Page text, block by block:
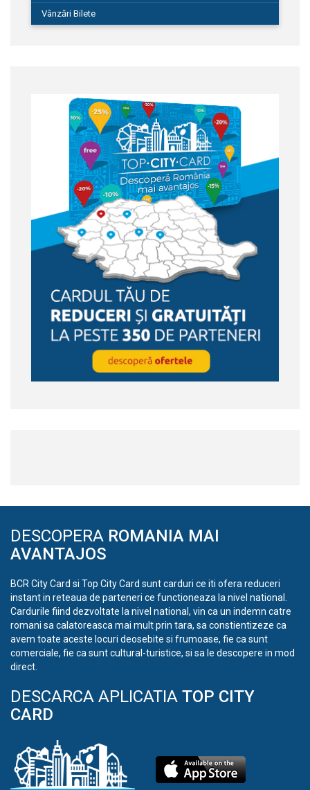
Vânzări Bilete
DESCOPERA ROMANIA MAI
AVANTAJOS
BCR City Card si Top City Card sunt carduri ce iti ofera reduceri
instant in reteaua de parteneri ce functioneaza la nivel national.
Cardurile fiind dezvoltate la nivel national, vin ca un indemn catre
romani sa calatoreasca mai mult prin tara, sa constientizeze ca
avem toate aceste locuri deosebite si frumoase, fie ca sunt
comerciale, fie ca sunt cultural-turistice, si sa le descopere in mod
direct.
DESCARCA APLICATIA TOP CITY
CARD